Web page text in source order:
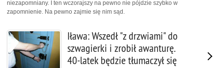
niezapomniany. I ten wczorajszy na pewno nie pójdzie szybko w
zapomnienie. Na pewno zajmie się nim sąd.
Iława: Wszedł "z drzwiami" do
szwagierki i zrobił awanturę.
40-latek będzie tłumaczył się